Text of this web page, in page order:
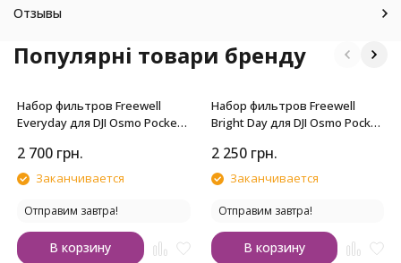
Отзывы
Популярні товари бренду
Набор фильтров Freewell
Everyday для DJI Osmo Pocket
2 700 грн.
Заканчивается
Отправим завтра!
В корзину
Набор фильтров Freewell
Bright Day для DJI Osmo Pocket
2 250 грн.
Заканчивается
Отправим завтра!
В корзину